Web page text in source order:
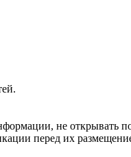
не открывать
перед их